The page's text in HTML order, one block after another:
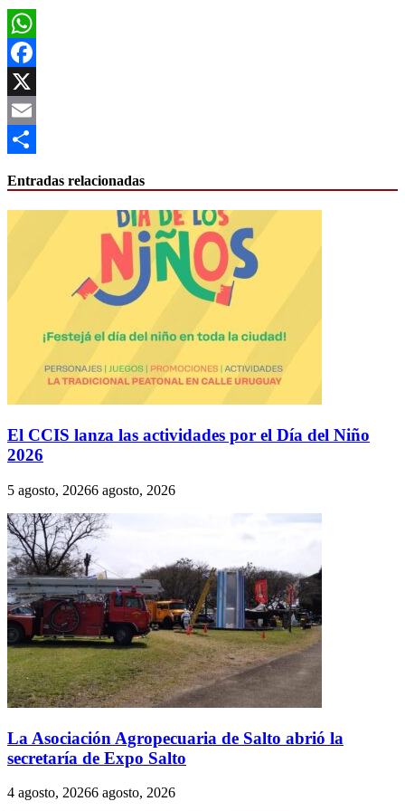
WhatsApp
Facebook
X
Email
Entradas relacionadas
El CCIS lanza las actividades por el Día del Niño
2026
5 agosto, 20266 agosto, 2026
La Asociación Agropecuaria de Salto abrió la
secretaría de Expo Salto
4 agosto, 20266 agosto, 2026